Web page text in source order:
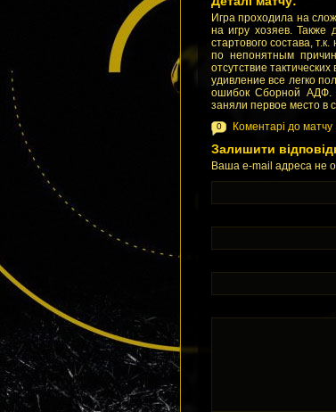
Игра проходила на
на игру хозяев.
стартового состава,
по непонятным
отсутствие
удивление все легко
ошибок Сборной АДФ.
заняли первое место в
0 Коментарі до матчу
Залишити
Ваша e-mail адреса не